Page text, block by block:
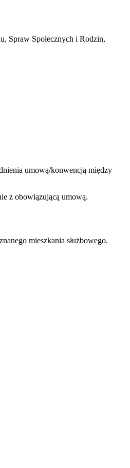
Spraw Społecznych i Rodzin,
umową/konwencją między
z obowiązującą umową.
mieszkania służbowego.